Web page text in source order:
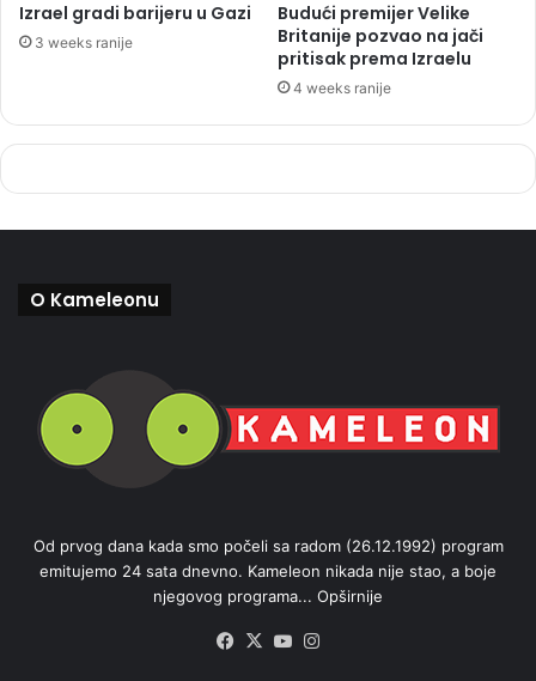
Izrael gradi barijeru u Gazi
3 weeks ranije
Budući premijer Velike
Britanije pozvao na jači
pritisak prema Izraelu
4 weeks ranije
O Kameleonu
Od prvog dana kada smo počeli sa radom (26.12.1992) program
emitujemo 24 sata dnevno. Kameleon nikada nije stao, a boje
njegovog programa... Opširnije
Facebook
X YouTube